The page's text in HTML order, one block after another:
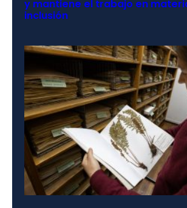
y mantiene el trabajo en
inclusión